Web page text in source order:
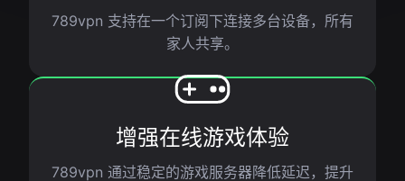
789vpn 支持在一个订阅下连接多台设备，所有
家人共享。
增强在线游戏体验
789vpn 通过稳定的游戏服务器降低延迟，提升